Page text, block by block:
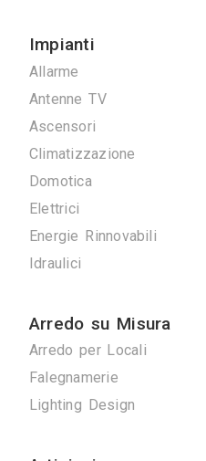
Imprese Edili
Pavimentazioni
Impermeabilizzazioni
Rifacimento Tetti
Impianti
Antenne TV
Ascensori
Climatizzazione